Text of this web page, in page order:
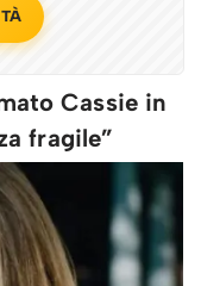
Cassie in
fragile”